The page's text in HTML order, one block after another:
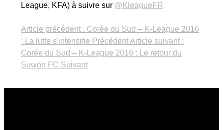
League, KFA) à suivre sur @KleagueFR
Article précédent : Corée du Sud – K-League 2016
: La lutte s'intensifie PrécédentArticle suivant :
Corée du Sud – K-League 2016 : Le retour du
Suwon FC Suivant